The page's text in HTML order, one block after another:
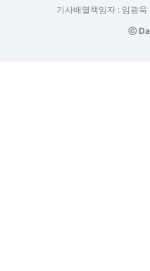
기사배열책임자 : 임광욱
ⓒ